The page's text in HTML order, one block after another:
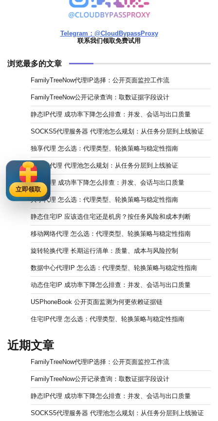
Telegram：@CloudBypassProxy
联系我们领取免费试用
浏览最多的文章
FamilyTreeNow代理IP选择：公开页面监控工作流
FamilyTreeNow公开记录查询：取数证据字段设计
静态IP代理 成功率下降怎么排查：并发、会话与出口质量
SOCKS5代理服务器 代理池怎么规划：从任务分层到上线验证
独享代理 怎么选：代理类型、轮换策略与稳定性指南
住宅IP代理 代理池怎么规划：从任务分层到上线验证
独享代理 成功率下降怎么排查：并发、会话与出口质量
共享代理 怎么选：代理类型、轮换策略与稳定性指南
静态住宅IP 应该选住宅还是机房？按任务风险和成本判断
移动网络代理 怎么选：代理类型、轮换策略与稳定性指南
旋转轮换代理 长期运行清单：质量、成本与风险控制
数据中心代理IP 怎么选：代理类型、轮换策略与稳定性指南
动态住宅IP 成功率下降怎么排查：并发、会话与出口质量
USPhoneBook 公开页面监测为何更依赖证据链
住宅IP代理 怎么选：代理类型、轮换策略与稳定性指南
近期文章
FamilyTreeNow代理IP选择：公开页面监控工作流
FamilyTreeNow公开记录查询：取数证据字段设计
静态IP代理 成功率下降怎么排查：并发、会话与出口质量
SOCKS5代理服务器 代理池怎么规划：从任务分层到上线验证
立即领取